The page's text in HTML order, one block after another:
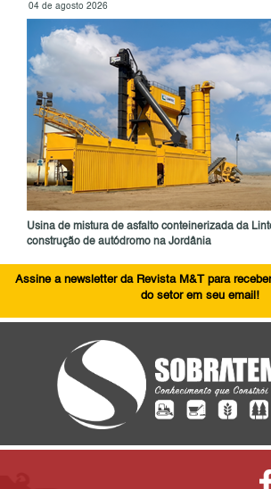
04 de agosto 2026
Usina de mistura de asfalto conteinerizada da
construção de autódromo na Jordânia
Assine a newsletter da Revista M&T para
do setor em seu email!